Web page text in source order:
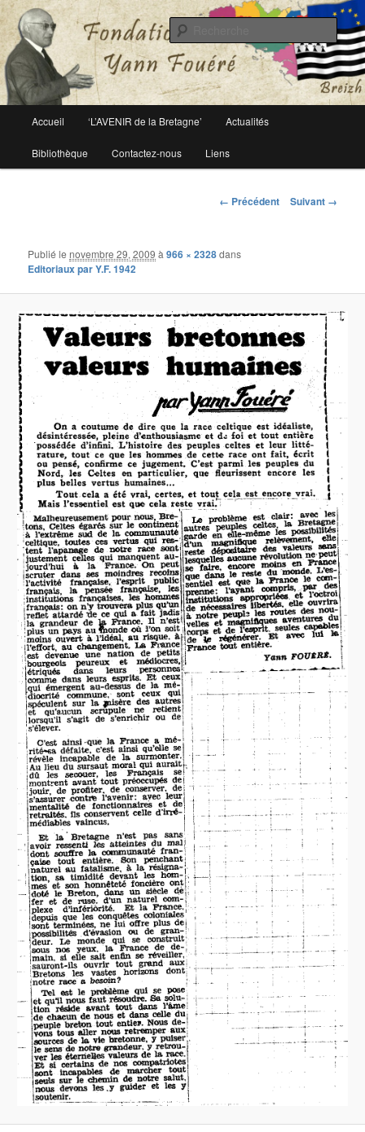
Fondation Yann Fouéré
Le site officiel de la fondation Yann Fouéré
principal
Aller
au
Accueil ‘L’AVENIR de la Bretagne’ Actualités
Bibliothèque Contactez-nous Liens
Navigation
← Précédent Suivant →
Publié lenovembre 29, 2009 à966 × 2328dans
Editoriaux par Y.F. 1942